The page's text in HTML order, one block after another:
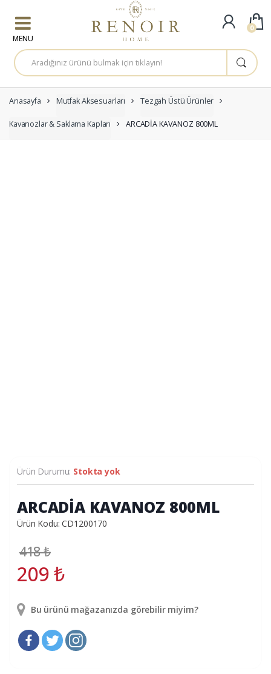
A
r
a
a
:
Anasayfa Mutfak Aksesuarları Tezgah Üstü Ürünler
Kavanozlar & Saklama Kapları ARCADİA KAVANOZ 800ML
Ürün Durumu: Stokta yok
ARCADİA KAVANOZ 800ML
Ürün Kodu: CD1200170
418₺
209₺
Bu ürünü mağazanızda görebilir miyim?
0